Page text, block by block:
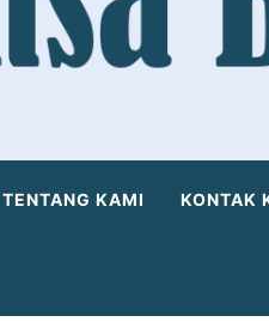
TENTANG KAMI KONTAK